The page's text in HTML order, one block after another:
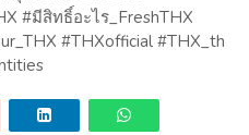
#มีสิทธิ์อะไร_FreshTHX
#THXofficial #THX_th